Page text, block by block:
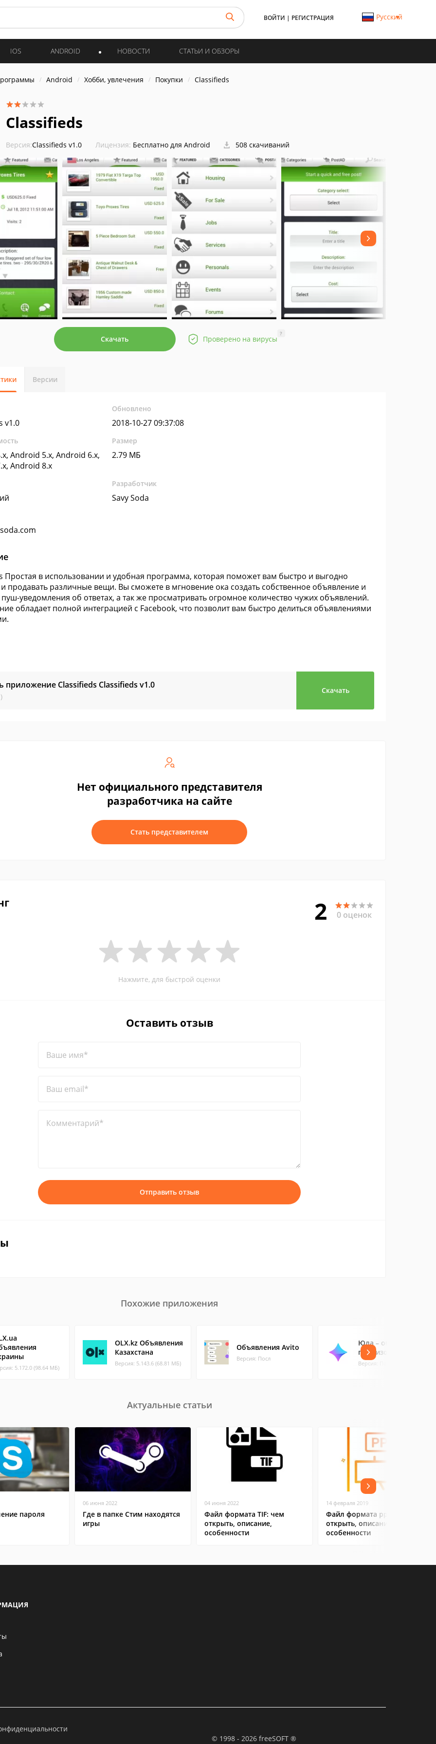
ВОЙТИ | РЕГИСТРАЦИЯ Русский
IOS ANDROID НОВОСТИ СТАТЬИ И ОБЗОРЫ
Android Хобби, увлечения Покупки Classifieds
Classifieds
Версия:Classifieds v1.0 Лицензия: Бесплатно для Android 508 скачиваний
Скачать Проверено на вирусы
?
Версии
v1.0
Обновлено
2018-10-27 09:37:08
Android 5.x, Android 6.x,
Android 8.x
Размер
2.79 МБ
Разработчик
Savy Soda
Простая в использовании и удобная программа, которая поможет вам быстро и выгодно
и продавать различные вещи. Вы сможете в мгновение ока создать собственное объявление и
уведомления об ответах, а так же просматривать огромное количество чужих объявлений.
обладает полной интеграцией с Facebook, что позволит вам быстро делиться объявлениями
приложение Classifieds Classifieds v1.0
Скачать
Нет официального представителя
разработчика на сайте
Стать представителем
2 0 оценок
Нажмите, для быстрой оценки
Оставить отзыв
Ваше имя*
Ваш email*
Комментарий*
Отправить отзыв
Похожие приложения
5.172.0 (98.64 МБ)
OLX.kz Объявления
Казахстана
Версия: 5.143.6 (68.81 МБ)
Объявления Avito
Версия: Посл
Юла – объявления
поблизости
Версия: Посл
Актуальные статьи
пароля
06 июня 2022
Где в папке Стим находятся
игры
04 июня 2022
Файл формата TIF: чем
открыть, описание,
особенности
14 февраля 2019
Файл формата pptx: чем
открыть, описание,
особенности
© 1998 - 2026 freeSOFT ®